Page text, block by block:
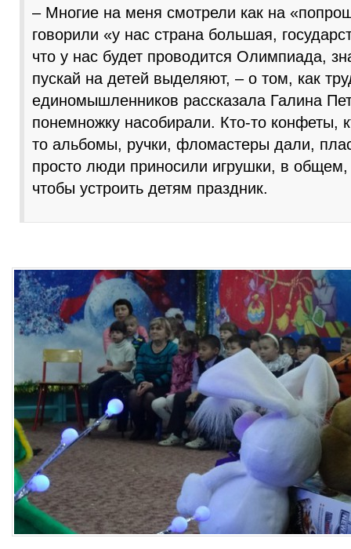
– Многие на меня смотрели как на
говорили «у нас страна большая,
что у нас будет проводится Олимпиада,
пускай на детей выделяют, – о том, как
единомышленников рассказала Галина
понемножку насобирали. Кто-то конфеты,
то альбомы, ручки, фломастеры дали,
просто люди приносили игрушки, в
чтобы устроить детям праздник.